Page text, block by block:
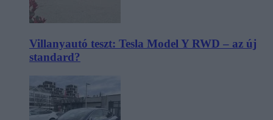
Villanyautó teszt: Tesla Model Y RWD – az új
standard?